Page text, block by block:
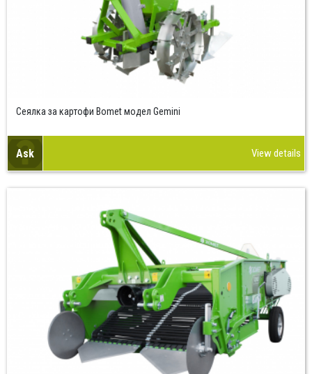
Сеялка за картофи Bomet модел Gemini
Ask View details